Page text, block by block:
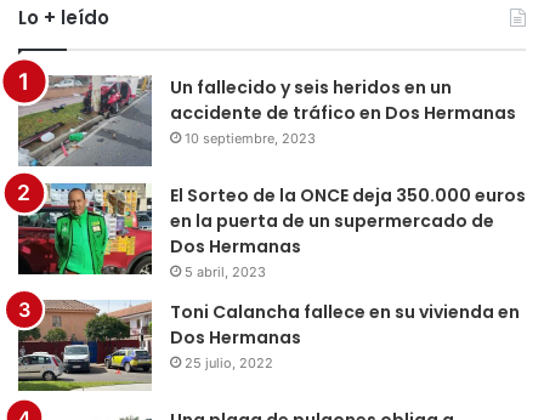
Lo + leído
Un fallecido y seis heridos en un
accidente de tráfico en Dos Hermanas
10 septiembre, 2023
El Sorteo de la ONCE deja 350.000 euros
en la puerta de un supermercado de
Dos Hermanas
5 abril, 2023
Toni Calancha fallece en su vivienda en
Dos Hermanas
25 julio, 2022